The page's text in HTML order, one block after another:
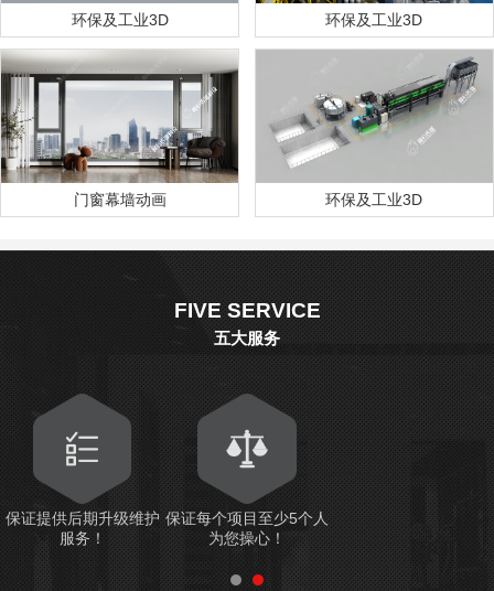
环保及工业3D 环保及工业3D
门窗幕墙动画 环保及工业3D
FIVE SERVICE
五大服务
保证提供后期升级维护
服务！
保证每个项目至少5个人
为您操心！